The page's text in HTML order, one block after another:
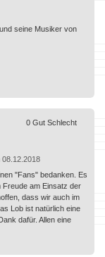
seine Musiker von
08.12.2018
"Fans" bedanken. Es
am Einsatz der
dass wir auch im
Lob ist natürlich eine
dafür. Allen eine
0 Gut Schlecht